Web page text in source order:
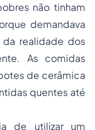
não tinham
demandava
realidade dos
As comidas
de cerâmica
quentes até
de utilizar um